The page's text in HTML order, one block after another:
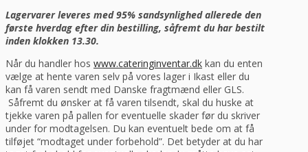
Lagervarer leveres med 95% sandsynlighed allerede den
første hverdag efter din bestilling, såfremt du har bestilt
inden klokken 13.30.
Når du handler hos www.cateringinventar.dk kan du enten
vælge at hente varen selv på vores lager i Ikast eller du
kan få varen sendt med Danske fragtmænd eller GLS.
Såfremt du ønsker at få varen tilsendt, skal du huske at
tjekke varen på pallen for eventuelle skader før du skriver
under for modtagelsen. Du kan eventuelt bede om at få
tilføjet “modtaget under forbehold”. Det betyder at du har